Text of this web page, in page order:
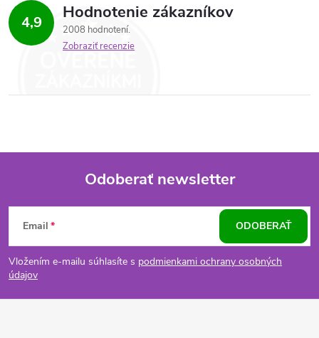
4,9 Hodnotenie zákazníkov
2008 hodnotení
Zobraziť recenzie
Z
á
p
Odoberať newsletter
Email
Vložením e-mailu súhlasíte s podmienkami ochrany osobných
údajov
ODOBERAŤ